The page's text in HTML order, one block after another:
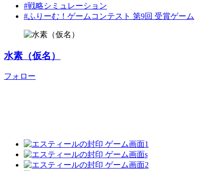
#戦略シミュレーション
#ふりーむ！ゲームコンテスト 第9回 受賞ゲーム
水素（仮名）
フォロー